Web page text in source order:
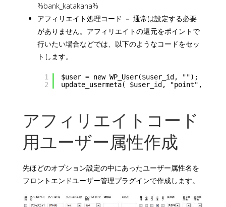
%bank_katakana%
アフィリエイト処理コード － 通常は設定する必要
がありません。アフィリエイトの還元をポイントで
行いたい場合などでは、以下のようなコードをセッ
トします。
1
2
$user = new WP_User($user_id, "");
update_usermeta( $user_id, "point",
アフィリエイトコード
用ユーザー属性作成
先ほどのオプション設定の中にあったユーザー属性名を
フロントエンドユーザー管理プラグインで作成します。